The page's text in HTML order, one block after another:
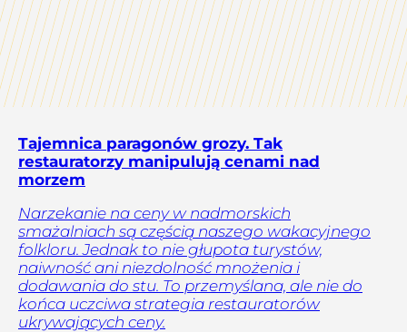
Tajemnica paragonów grozy. Tak
restauratorzy manipulują cenami nad
morzem
Narzekanie na ceny w nadmorskich
smażalniach są częścią naszego wakacyjnego
folkloru. Jednak to nie głupota turystów,
naiwność ani niezdolność mnożenia i
dodawania do stu. To przemyślana, ale nie do
końca uczciwa strategia restauratorów
ukrywających ceny.